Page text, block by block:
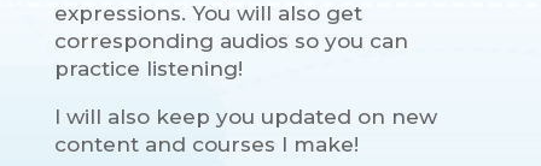
expressions. You will also get
corresponding audios so you can
practice listening!
I will also keep you updated on new
content and courses I make!